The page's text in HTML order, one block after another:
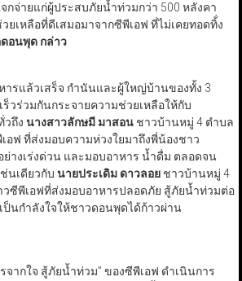
กจ่ายแก่ผู้ประสบภัยน้ำท่วมกว่า 500 หลังคา
เหลือที่ดีเสมอมาจากซีพีเอฟ ที่ไม่เคยทอดทิ้่ง
อนพุด กล่าว
ารแล้วเสร็จ กำนันและผู้ใหญ่บ้านของทั้ง 3
วร่วมกันกระจายความช่วยเหลือให้กับ
ถึง นางสาวลักษมี มาสอนชาวบ้านหมู่ 4 ตำบล
ฟ ที่ส่งมอบความห่วงใยมาถึงพี่น้องชาว
างเร่งด่วน และมอบอาหาร น้ำดื่ม ตลอดจน
นเดียวกับ นายประเดิม ดาวลอยชาวบ้านหมู่ 4
ซีพีเอฟที่ส่งมอบอาหารปลอดภัย สู้ภัยน้ำท่วมต่อ
ป็นกำลังใจให้ชาวดอนพุดได้ก้าวผ่าน
จากใจ สู้ภัยน้ำท่วม” ของซีพีเอฟ ดำเนินการ